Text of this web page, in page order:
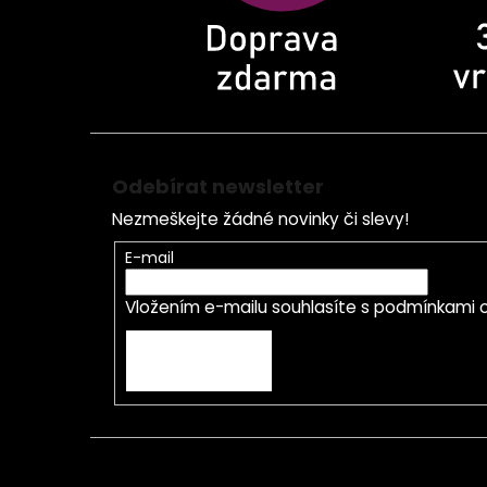
Odebírat newsletter
Nezmeškejte žádné novinky či slevy!
E-mail
Vložením e-mailu souhlasíte s podmínkami